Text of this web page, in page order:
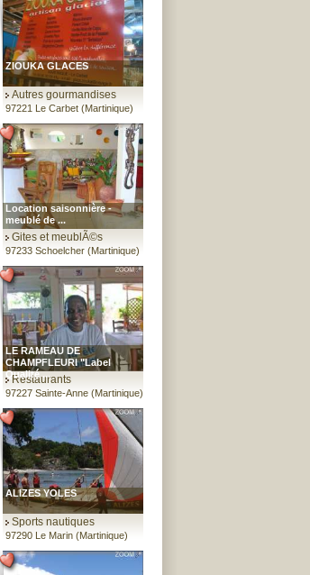
ZIOUKA GLACES
Autres gourmandises
97221 Le Carbet (Martinique)
Location saisonnière -
meublé de ...
Gites et meublÃ©s
97233 Schoelcher (Martinique)
LE RAMEAU DE
CHAMPFLEURI "Label
Qualité ...
Restaurants
97227 Sainte-Anne (Martinique)
ALIZES YOLES
Sports nautiques
97290 Le Marin (Martinique)